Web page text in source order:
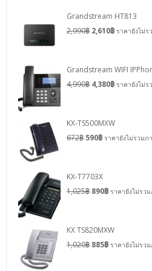
Grandstream HT813
2,990฿ 2,610฿ ราคายังไม่ร
Grandstream WIFI
4,990฿ 4,380฿ ราคายังไม่ร
KX-TS500MXW
672฿ 590฿ ราคายังไม่รวมภ
KX-T7703X
1,025฿ 890฿ ราคายังไม่รว
KX TS820MXW
1,020฿ 885฿ ราคายังไม่รว